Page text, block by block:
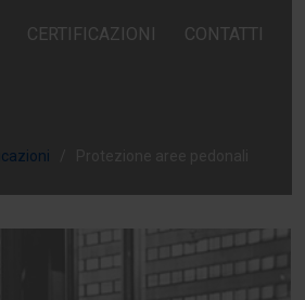
CERTIFICAZIONI CONTATTI